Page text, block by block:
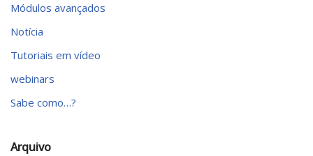
Módulos avançados
Notícia
Tutoriais em vídeo
webinars
Sabe como…?
Arquivo